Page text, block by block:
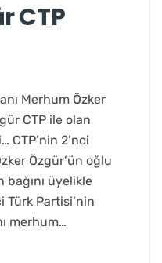
CTP
Merhum Özker
CTP ile olan
CTP’nin 2’nci
Özgür’ün oğlu
bağını üyelikle
Partisi’nin
merhum…